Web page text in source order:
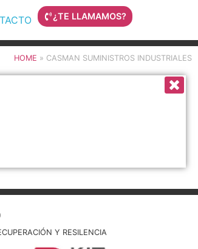
¿TE LLAMAMOS?
HOME » CASMAN SUMINISTROS INDUSTRIALES
Y RESILENCIA